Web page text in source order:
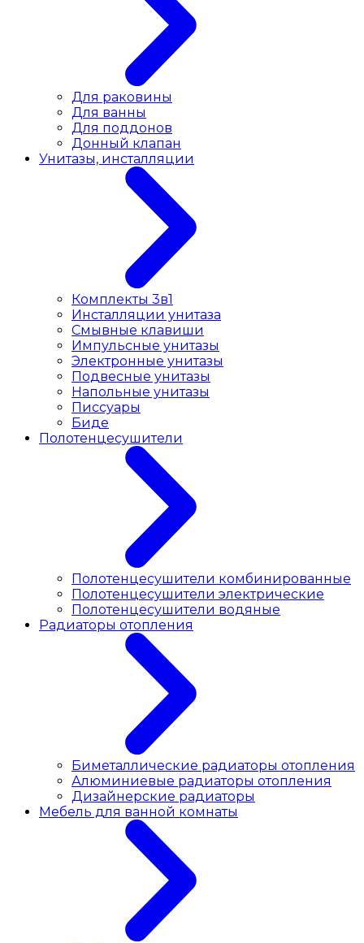
Для раковины
Для ванны
Для поддонов
Донный клапан
Унитазы, инсталляции
Комплекты 3в1
Инсталляции унитаза
Смывные клавиши
Импульсные унитазы
Электронные унитазы
Подвесные унитазы
Напольные унитазы
Писсуары
Биде
Полотенцесушители
Полотенцесушители комбинированные
Полотенцесушители электрические
Полотенцесушители водяные
Радиаторы отопления
Биметаллические радиаторы отопления
Алюминиевые радиаторы отопления
Дизайнерские радиаторы
Мебель для ванной комнаты